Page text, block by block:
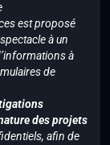
est proposé
à un
à
de
des projets
afin de